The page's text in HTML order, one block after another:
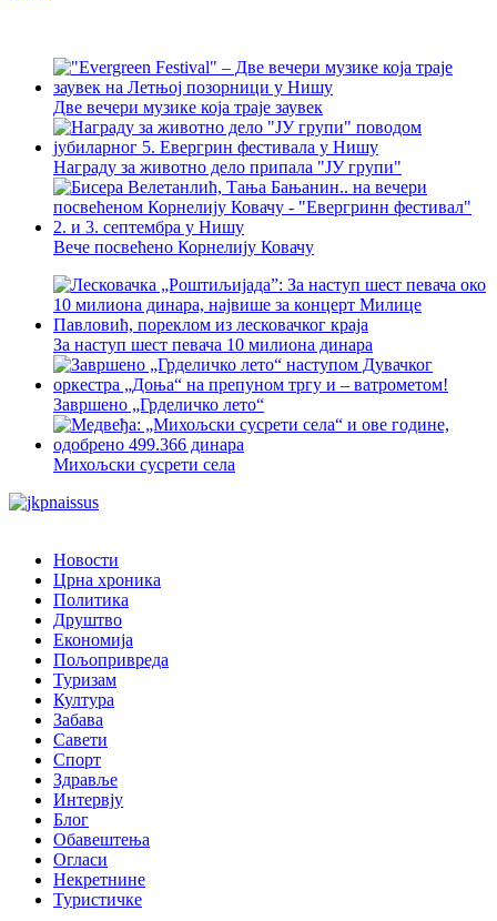
Две вечери музике која траје заувек
Награду за животно дело припала "ЈУ групи"
Вече посвећено Корнелију Ковачу
За наступ шест певача 10 милиона динара
Завршено „Грделичко лето“
Михољски сусрети села
Новости
Црна хроника
Политика
Друштво
Економија
Пољопривреда
Туризам
Култура
Забава
Савети
Спорт
Здравље
Интервју
Блог
Обавештења
Огласи
Некретнине
Туристичке